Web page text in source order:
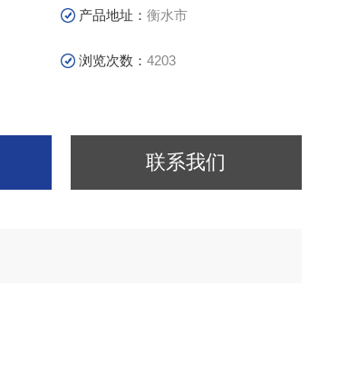
产品地址：衡水市
浏览次数：4203
联系我们